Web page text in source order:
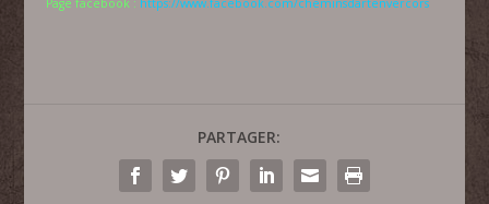
Page facebook : https://www.facebook.com/cheminsdartenvercors
PARTAGER: